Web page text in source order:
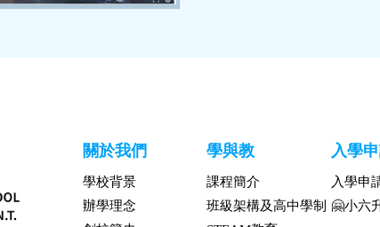
關於我們
學校背景
辦學理念
學與教
課程簡介
班級架構及高中學制
入學
入學申
🤗小六